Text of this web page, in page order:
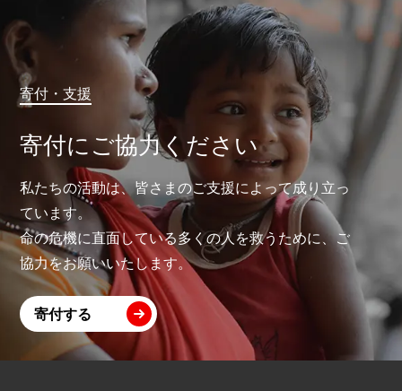
寄付・支援
寄付にご協力ください
私たちの活動は、皆さまのご支援によって成り立っ
ています。
命の危機に直面している多くの人を救うために、ご
協力をお願いいたします。
寄付する